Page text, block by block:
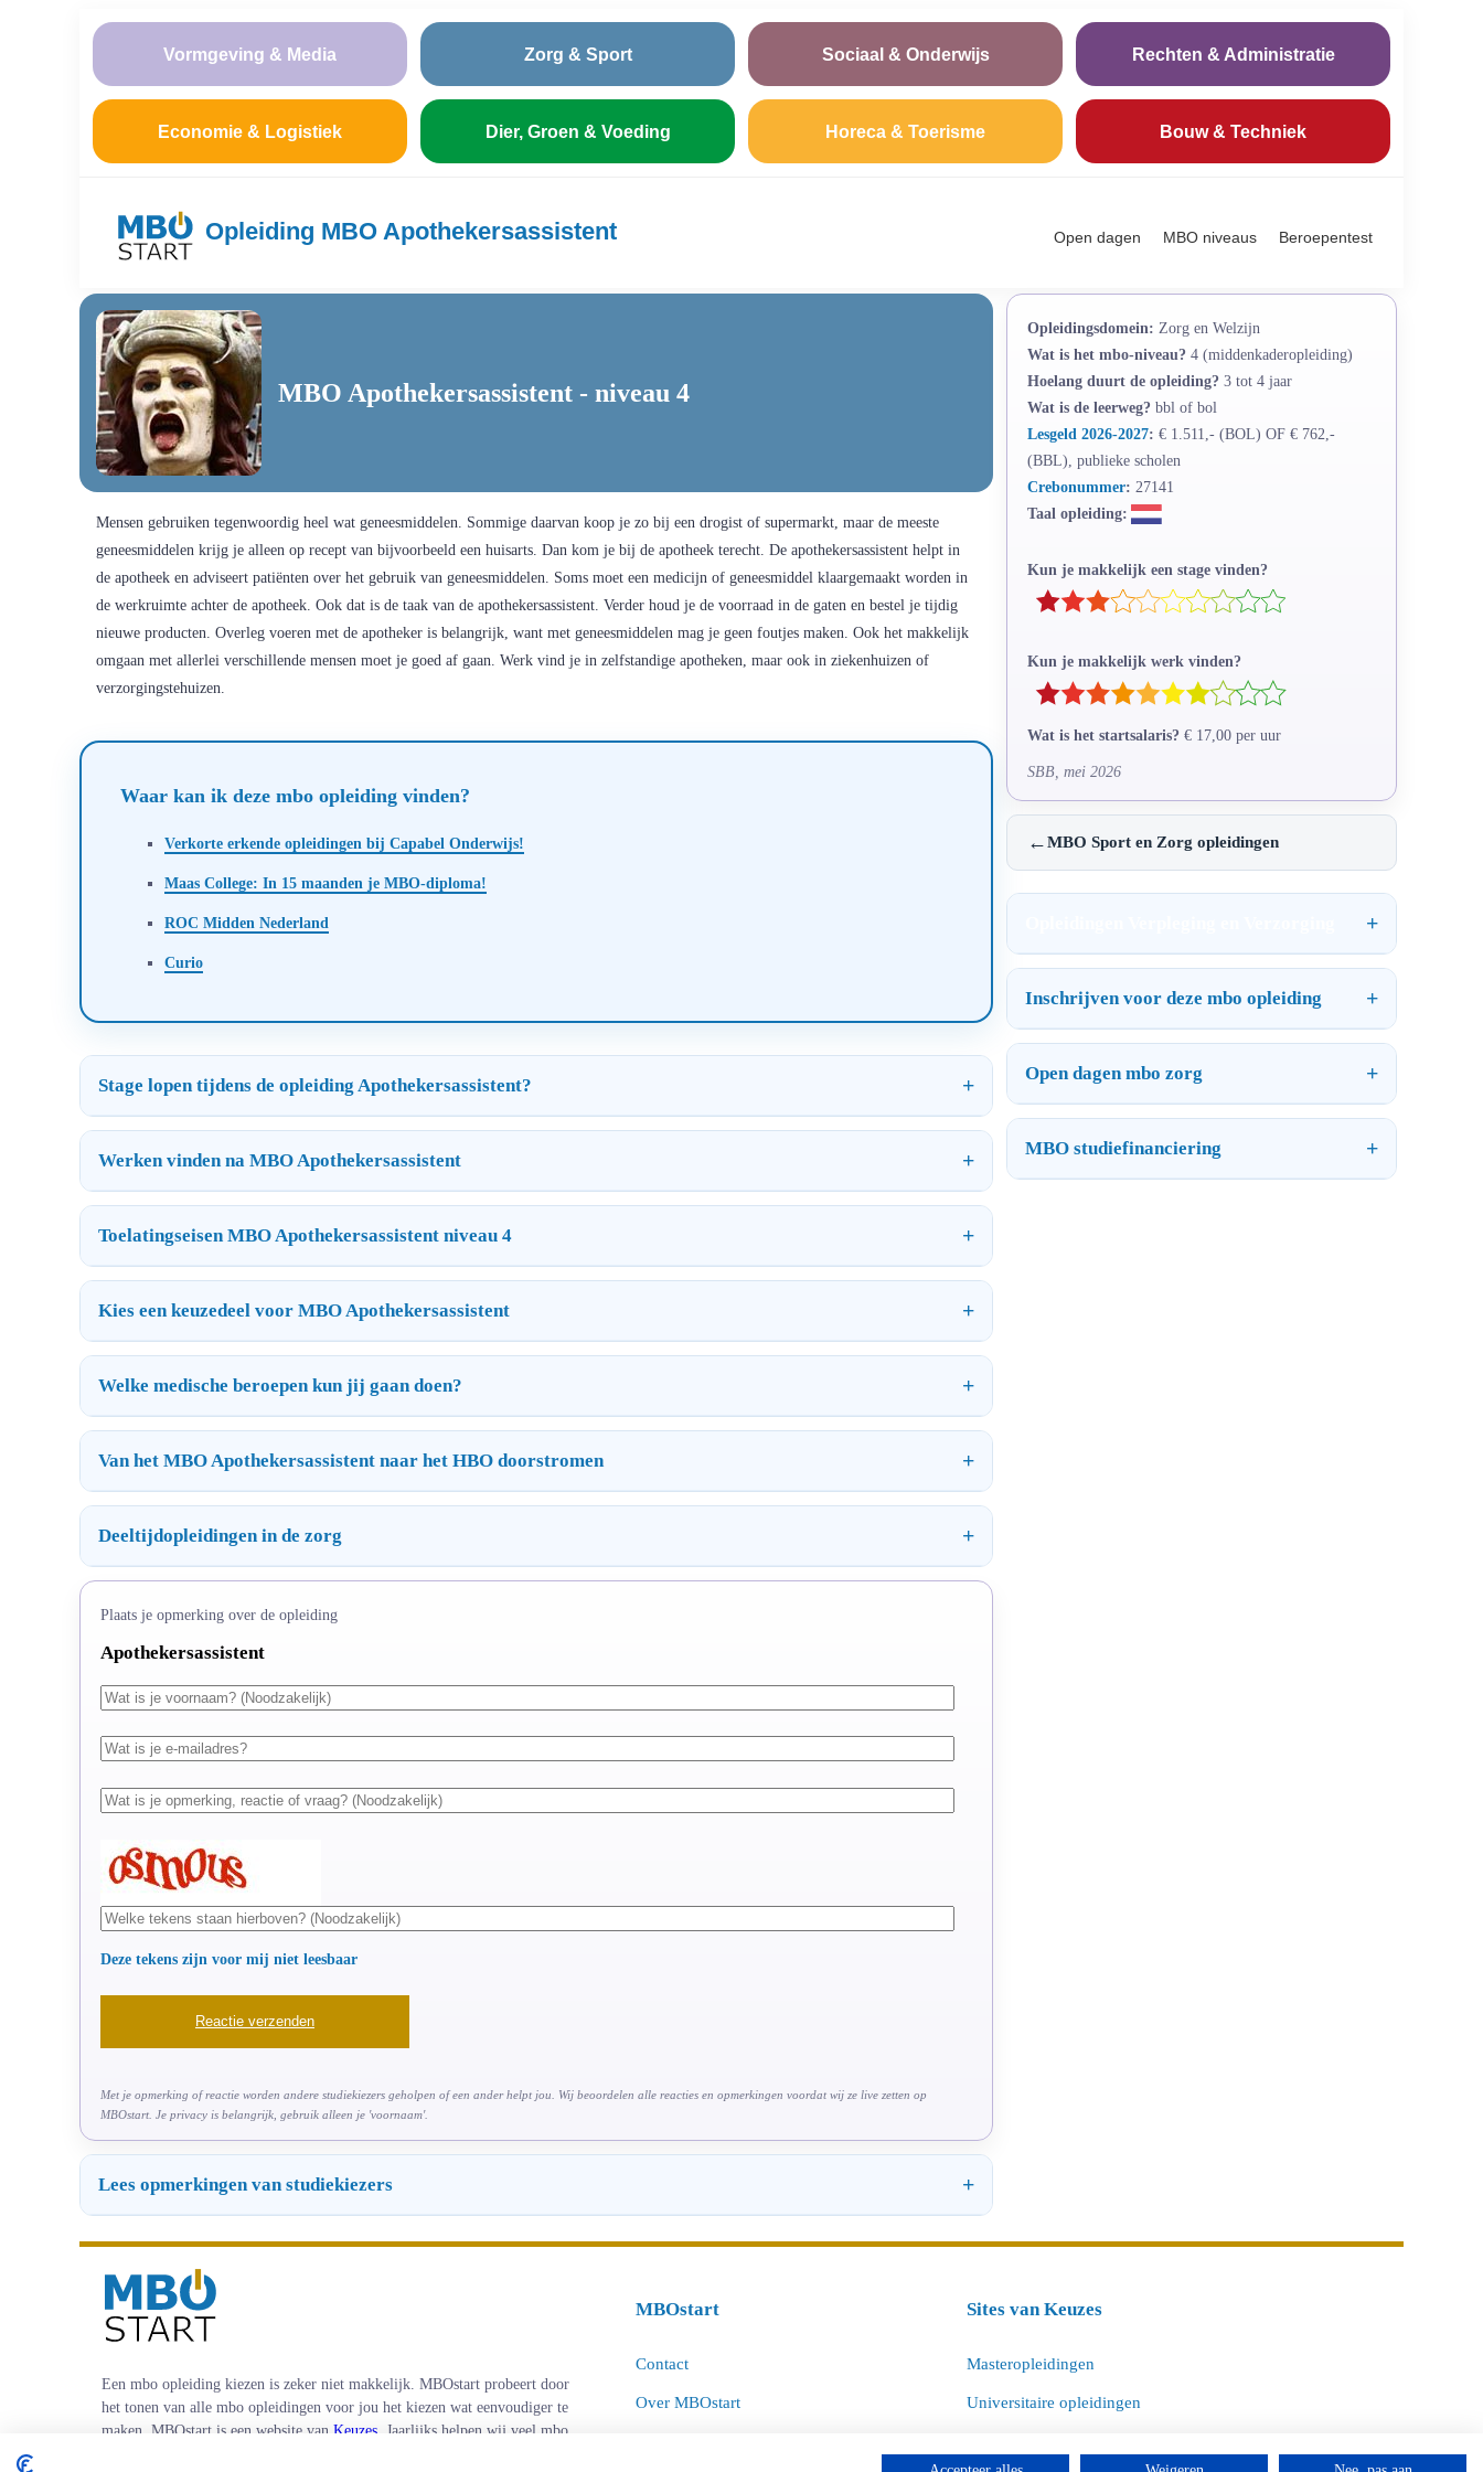
Vormgeving & Media Zorg & Sport Sociaal & Onderwijs Rechten & Administratie
Economie & Logistiek Dier, Groen & Voeding Horeca & Toerisme Bouw & Techniek
Opleiding MBO Apothekersassistent Open dagen MBO niveaus Beroepentest
MBO Apothekersassistent - niveau 4
Mensen gebruiken tegenwoordig heel wat geneesmiddelen. Sommige daarvan koop je zo bij een drogist of supermarkt, maar de meeste
geneesmiddelen krijg je alleen op recept van bijvoorbeeld een huisarts. Dan kom je bij de apotheek terecht. De apothekersassistent helpt in
de apotheek en adviseert patiënten over het gebruik van geneesmiddelen. Soms moet een medicijn of geneesmiddel klaargemaakt worden in
de werkruimte achter de apotheek. Ook dat is de taak van de apothekersassistent. Verder houd je de voorraad in de gaten en bestel je tijdig
nieuwe producten. Overleg voeren met de apotheker is belangrijk, want met geneesmiddelen mag je geen foutjes maken. Ook het makkelijk
omgaan met allerlei verschillende mensen moet je goed af gaan. Werk vind je in zelfstandige apotheken, maar ook in ziekenhuizen of
verzorgingstehuizen.
Waar kan ik deze mbo opleiding vinden?
Verkorte erkende opleidingen bij Capabel Onderwijs!
Maas College: In 15 maanden je MBO-diploma!
ROC Midden Nederland
Curio
Stage lopen tijdens de opleiding Apothekersassistent?
Werken vinden na MBO Apothekersassistent
Toelatingseisen MBO Apothekersassistent niveau 4
Kies een keuzedeel voor MBO Apothekersassistent
Welke medische beroepen kun jij gaan doen?
Van het MBO Apothekersassistent naar het HBO doorstromen
Deeltijdopleidingen in de zorg
Plaats je opmerking over de opleiding
Apothekersassistent
Deze tekens zijn voor mij niet leesbaar
Met je opmerking of reactie worden andere studiekiezers geholpen of een ander helpt jou. Wij beoordelen alle reacties en opmerkingen voordat wij ze live zetten op
MBOstart. Je privacy is belangrijk, gebruik alleen je 'voornaam'.
Lees opmerkingen van studiekiezers
Opleidingsdomein: Zorg en Welzijn
Wat is het mbo-niveau? 4 (middenkaderopleiding)
Hoelang duurt de opleiding? 3 tot 4 jaar
Wat is de leerweg? bbl of bol
Lesgeld 2026-2027: € 1.511,- (BOL) OF € 762,-
(BBL), publieke scholen
Crebonummer: 27141
Taal opleiding:
Kun je makkelijk een stage vinden?
Kun je makkelijk werk vinden?
Wat is het startsalaris? € 17,00 per uur
SBB, mei 2026
←MBO Sport en Zorg opleidingen
Inschrijven voor deze mbo opleiding
Open dagen mbo zorg
MBO studiefinanciering
Een mbo opleiding kiezen is zeker niet makkelijk. MBOstart probeert door
het tonen van alle mbo opleidingen voor jou het kiezen wat eenvoudiger te
maken. MBOstart is een website van Keuzes . Jaarlijks helpen wij veel mbo
MBOstart
Contact
Over MBOstart
Sites van Keuzes
Masteropleidingen
Universitaire opleidingen